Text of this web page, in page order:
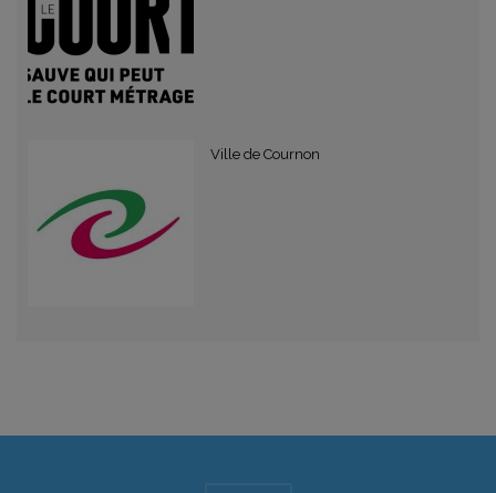
Ville de Cournon